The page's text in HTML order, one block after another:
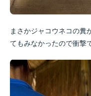
まさかジャコウネコの糞
てもみなかったので衝撃